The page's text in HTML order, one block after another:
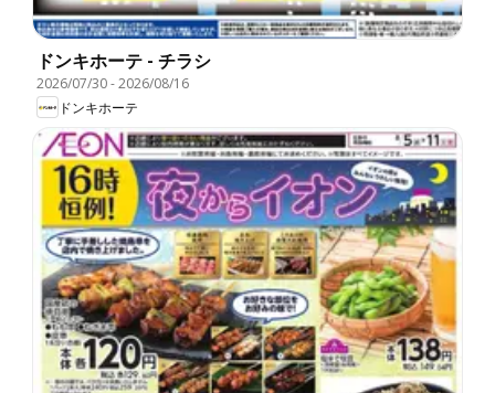
ドンキホーテ - チラシ
2026/07/30-2026/08/16
ドンキホーテ